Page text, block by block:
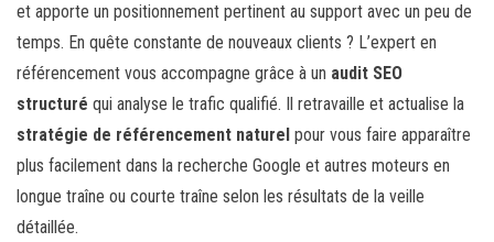
et apporte un positionnement pertinent au support avec un peu de
temps. En quête constante de nouveaux clients ? L’expert en
référencement vous accompagne grâce à un audit SEO
structuré qui analyse le trafic qualifié. Il retravaille et actualise la
stratégie de référencement naturel pour vous faire apparaître
plus facilement dans la recherche Google et autres moteurs en
longue traîne ou courte traîne selon les résultats de la veille
détaillée.